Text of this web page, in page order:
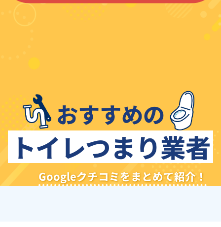
おすすめの
トイレつまり業者
Googleクチコミをまとめて紹介！